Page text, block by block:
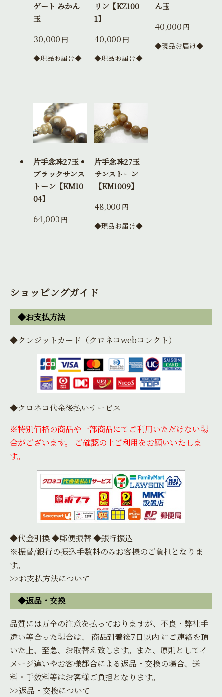
ゲート みかん
玉
30,000 円
◆現品お届け◆
リン【KZ100
1】
40,000 円
◆現品お届け◆
ん玉
40,000 円
◆現品お届け◆
片手念珠27玉
ブラックサンス
トーン【KM10
04】
64,000 円
片手念珠27玉
サンストーン
【KM1009】
48,000 円
◆現品お届け◆
ショッピングガイド
◆お支払方法
◆クレジットカード（クロネコwebコレクト）
◆クロネコ代金後払いサービス
※特別価格の商品や一部商品にてご利用いただけない場
合がございます。 ご確認の上ご利用をお願いいたしま
す。
◆代金引換 ◆郵便振替 ◆銀行振込
※振替/銀行の振込手数料のみお客様のご負担となりま
す。
>>お支払方法について
◆返品・交換
品質には万全の注意を払っておりますが、不良・弊社手
違い等合った場合は、 商品到着後7日以内 にご連絡を頂
いた上、至急、お取替え致します。また、原則としてイ
メージ違いやお客様都合による返品・交換の場合、送
料・手数料等はお客様ご負担となります。
>>返品・交換について